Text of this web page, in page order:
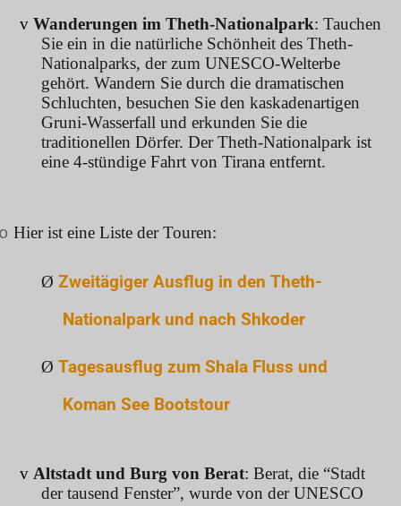
v Wanderungen im Theth-Nationalpark: Tauchen
Sie ein in die natürliche Schönheit des Theth-
Nationalparks, der zum UNESCO-Welterbe
gehört. Wandern Sie durch die dramatischen
Schluchten, besuchen Sie den kaskadenartigen
Gruni-Wasserfall und erkunden Sie die
traditionellen Dörfer. Der Theth-Nationalpark ist
eine 4-stündige Fahrt von Tirana entfernt.
Hier ist eine Liste der Touren:
Ø Zweitägiger Ausflug in den Theth-
Nationalpark und nach Shkoder
Ø Tagesausflug zum Shala Fluss und
Koman See Bootstour
v Altstadt und Burg von Berat: Berat, die “Stadt
der tausend Fenster”, wurde von der UNESCO